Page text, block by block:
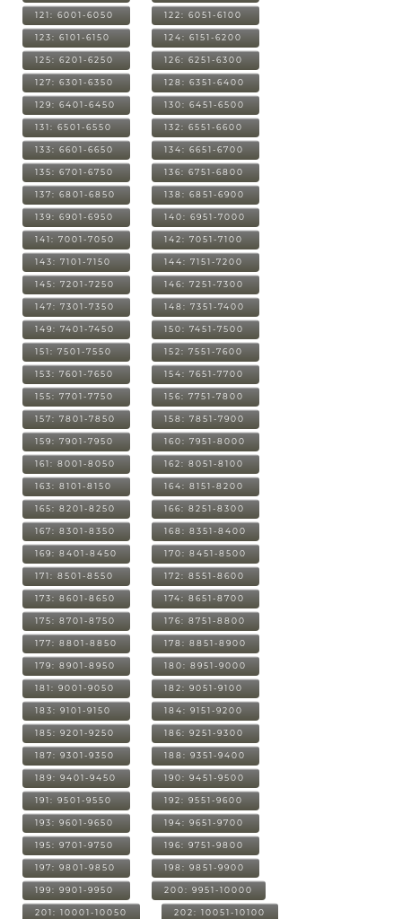
121: 6001-6050 122: 6051-6100
123: 6101-6150 124: 6151-6200
125: 6201-6250 126: 6251-6300
127: 6301-6350 128: 6351-6400
129: 6401-6450 130: 6451-6500
131: 6501-6550 132: 6551-6600
133: 6601-6650 134: 6651-6700
135: 6701-6750 136: 6751-6800
137: 6801-6850 138: 6851-6900
139: 6901-6950 140: 6951-7000
141: 7001-7050 142: 7051-7100
143: 7101-7150 144: 7151-7200
145: 7201-7250 146: 7251-7300
147: 7301-7350 148: 7351-7400
149: 7401-7450 150: 7451-7500
151: 7501-7550 152: 7551-7600
153: 7601-7650 154: 7651-7700
155: 7701-7750 156: 7751-7800
157: 7801-7850 158: 7851-7900
159: 7901-7950 160: 7951-8000
161: 8001-8050 162: 8051-8100
163: 8101-8150 164: 8151-8200
165: 8201-8250 166: 8251-8300
167: 8301-8350 168: 8351-8400
169: 8401-8450 170: 8451-8500
171: 8501-8550 172: 8551-8600
173: 8601-8650 174: 8651-8700
175: 8701-8750 176: 8751-8800
177: 8801-8850 178: 8851-8900
179: 8901-8950 180: 8951-9000
181: 9001-9050 182: 9051-9100
183: 9101-9150 184: 9151-9200
185: 9201-9250 186: 9251-9300
187: 9301-9350 188: 9351-9400
189: 9401-9450 190: 9451-9500
191: 9501-9550 192: 9551-9600
193: 9601-9650 194: 9651-9700
195: 9701-9750 196: 9751-9800
197: 9801-9850 198: 9851-9900
199: 9901-9950 200: 9951-10000
201: 10001-10050 202: 10051-10100